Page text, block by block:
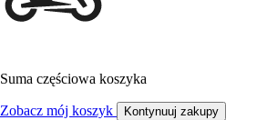
Suma częściowa koszyka
Zobacz mój koszyk Kontynuuj zakupy